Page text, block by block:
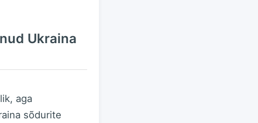
Ukraina
aga
sõdurite